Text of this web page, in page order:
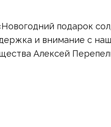
подарок
и внимание с
Алексей